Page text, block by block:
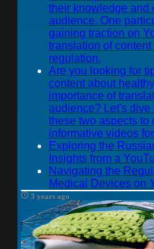
their knowledge and
audience. One
gaining traction on
translation of
regulation.
Are you looking for
content about
importance of
audience? Let's
these two aspects to
informative videos
Exploring the
Insights from a
Navigating the
Medical Devices on
3 years ago